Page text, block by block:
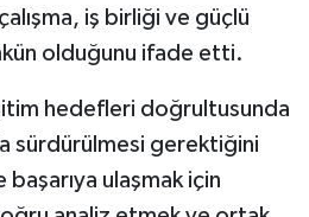
çalışma, iş birliği ve güçlü
olduğunu ifade etti.
hedefleri doğrultusunda
sürdürülmesi gerektiğini
ulaşmak için